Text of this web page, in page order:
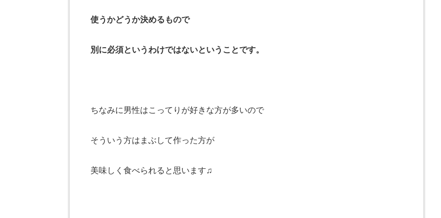
使うかどうか決めるもので
別に必須というわけではないということです。
ちなみに男性はこってりが好きな方が多いので
そういう方はまぶして作った方が
美味しく食べられると思います♫